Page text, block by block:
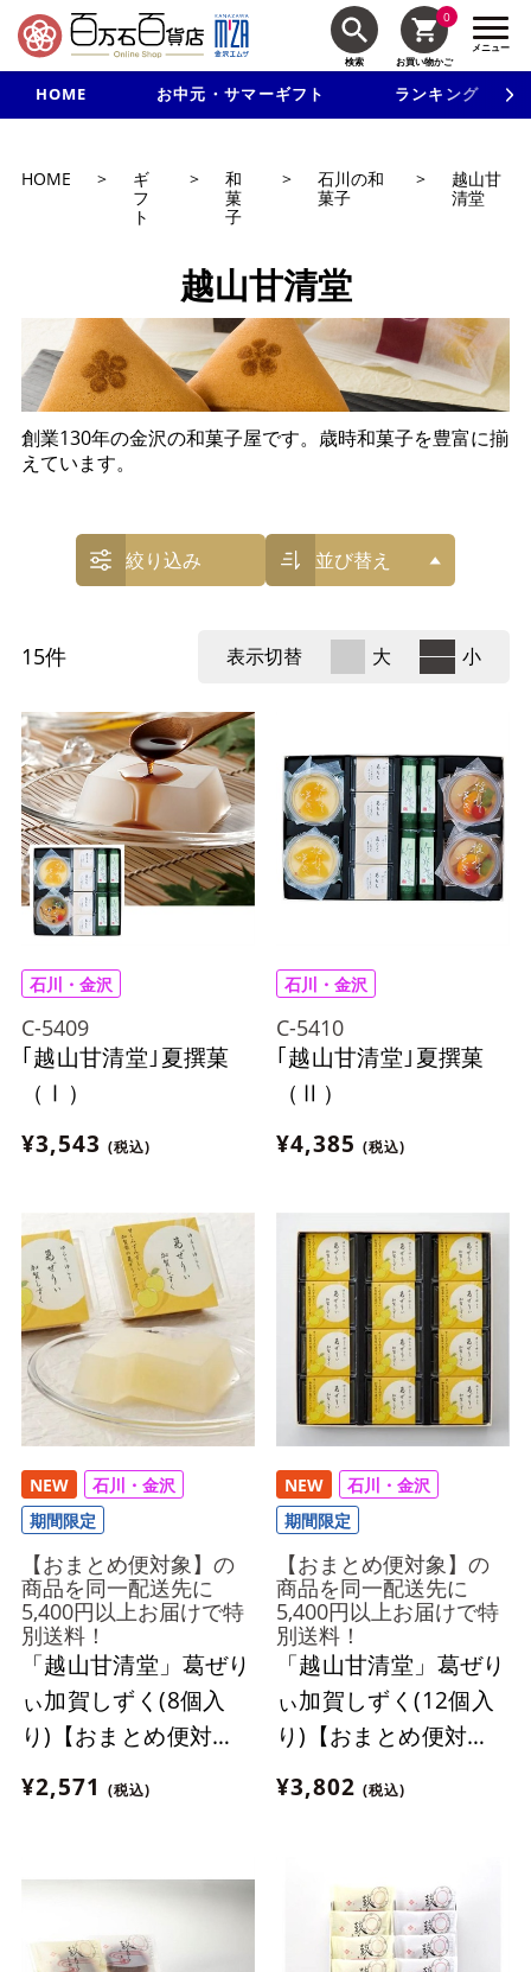
検索
0
お買い物かご
メニュー
HOME お中元・サマーギフト ランキング
新規入会で3千円以上で使える500円クーポンを進呈！
HOME >
ギ
フ
ト
>
和
菓
子
>
石川の和
菓子
>
越山甘
清堂
越山甘清堂
創業130年の金沢の和菓子屋です。歳時和菓子を豊富に揃
えています。
絞り込み 並び替え
15件 表示切替 大 小
石川・金沢
C-5409
｢越山甘清堂｣夏撰菓
（Ⅰ）
¥3,543 (税込)
石川・金沢
C-5410
｢越山甘清堂｣夏撰菓
（Ⅱ）
¥4,385 (税込)
NEW
石川・金沢
期間限定
【おまとめ便対象】の
商品を同一配送先に
5,400円以上お届けで特
別送料！
「越山甘清堂」葛ぜり
ぃ加賀しずく(8個入
り)【おまとめ便対
象】
¥2,571 (税込)
NEW
石川・金沢
期間限定
【おまとめ便対象】の
商品を同一配送先に
5,400円以上お届けで特
別送料！
「越山甘清堂」葛ぜり
ぃ加賀しずく(12個入
り)【おまとめ便対
象】
¥3,802 (税込)